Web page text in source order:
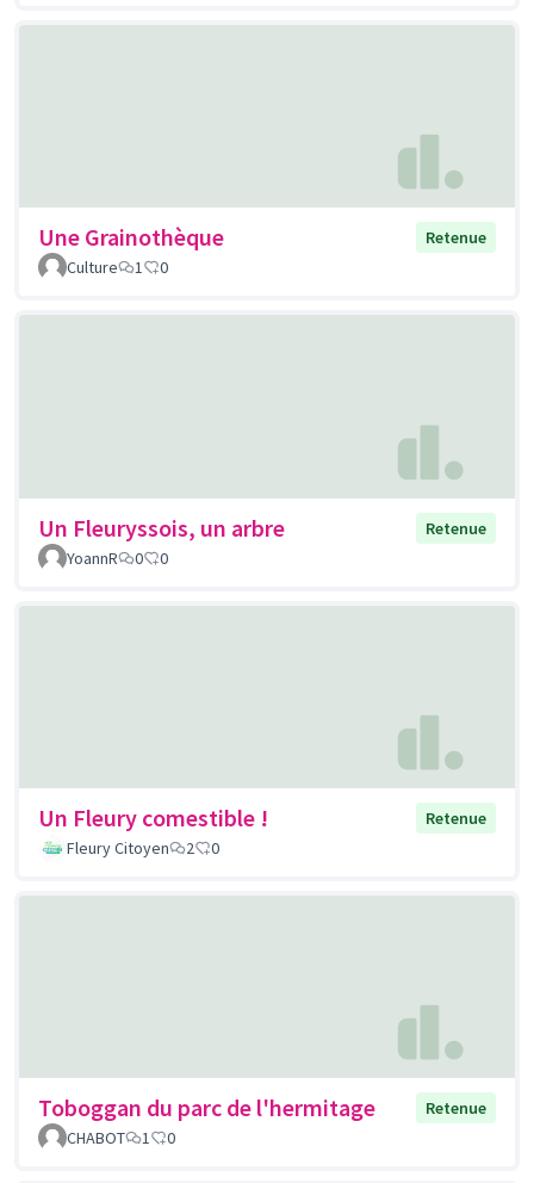
Une Grainothèque
Retenue
Culture
1 0
Un Fleuryssois, un arbre
Retenue
YoannR
0 0
Un Fleury comestible !
Retenue
Fleury Citoyen
2 0
Toboggan du parc de l'hermitage
Retenue
CHABOT
1 0